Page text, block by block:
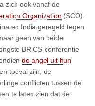
zich ook vanaf de
Organization (SCO).
en India geregeld tegen
geen van beide
BRICS-conferentie
de angel uit hun
toeval zijn; de
conflicten tussen de
te laten zien dat de